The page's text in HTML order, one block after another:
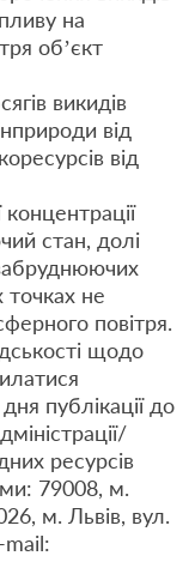
на
об’єкт
викидів
від
від
стан, долі
точках не
повітря.
щодо
публікації до
ресурсів
79008, м.
м. Львів, вул.